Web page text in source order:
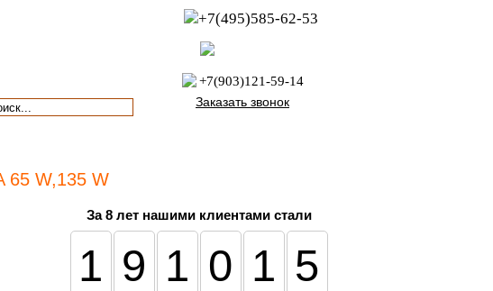
+7(495)585-62-53
+7(903)121-59-14
Заказать звонок
65 W,135 W
За 8 лет нашими клиентами стали
191015